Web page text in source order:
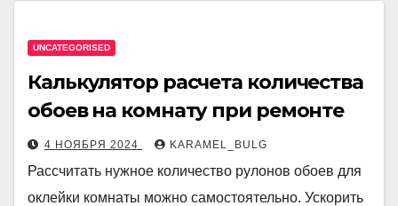
UNCATEGORISED
Калькулятор расчета количества
обоев на комнату при ремонте
4 НОЯБРЯ 2024 KARAMEL_BULG
Рассчитать нужное количество рулонов обоев для
оклейки комнаты можно самостоятельно. Ускорить